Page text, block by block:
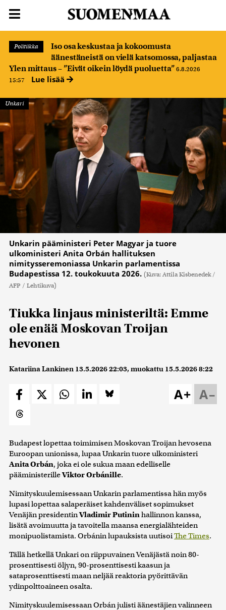
Politiikka
Iso osa keskustaa ja kokoomusta
äänestäneistä on vielä katsomossa, paljastaa
Ylen mittaus – ”Eivät oikein löydä puoluetta” 6.8.2026
15:57
Lue lisää
Unkari
Unkarin pääministeri Peter Magyar ja tuore
ulkoministeri Anita Orbán hallituksen
nimitysseremoniassa Unkarin parlamentissa
Budapestissa 12. toukokuuta 2026. (Kuva: Attila Kisbenedek /
AFP / Lehtikuva)
Tiukka linjaus ministeriltä: Emme
ole enää Moskovan Troijan
hevonen
Katariina Lankinen 13.5.2026 22:03, muokattu 15.5.2026 8:22
A–
A+
Budapest lopettaa toimimisen Moskovan Troijan hevosena
Euroopan unionissa, lupaa Unkarin tuore ulkoministeri
Anita Orbán, joka ei ole sukua maan edelliselle
pääministerilleViktor Orbánille.
Nimityskuulemisessaan Unkarin parlamentissa hän myös
lupasi lopettaa salaperäiset kahdenväliset sopimukset
Venäjän presidentinVladimir Putininhallinnon kanssa,
lisätä avoimuutta ja tavoitella maansa energialähteiden
monipuolistamista. Orbánin lupauksista uutisoiThe Times.
Tällä hetkellä Unkari on riippuvainen Venäjästä noin 80-
prosenttisesti öljyn, 90-prosenttisesti kaasun ja
sataprosenttisesti maan neljää reaktoria pyörittävän
ydinpolttoaineen osalta.
Nimityskuulemisessaan Orbán julisti äänestäjien valinneen